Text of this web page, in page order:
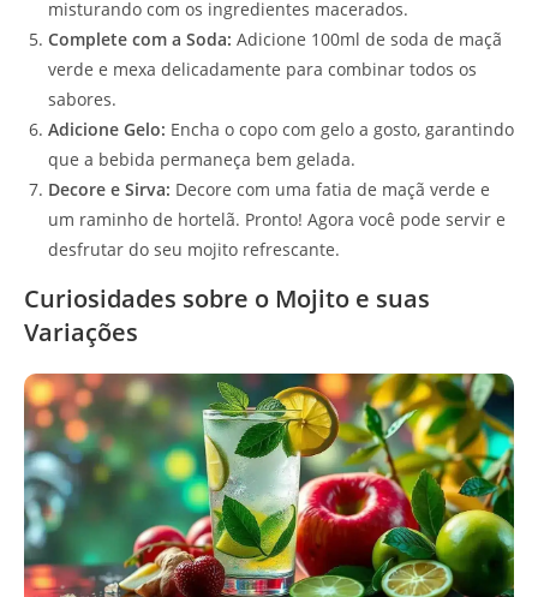
misturando com os ingredientes macerados.
Complete com a Soda: Adicione 100ml de soda de maçã
verde e mexa delicadamente para combinar todos os
sabores.
Adicione Gelo: Encha o copo com gelo a gosto, garantindo
que a bebida permaneça bem gelada.
Decore e Sirva: Decore com uma fatia de maçã verde e
um raminho de hortelã. Pronto! Agora você pode servir e
desfrutar do seu mojito refrescante.
Curiosidades sobre o Mojito e suas
Variações